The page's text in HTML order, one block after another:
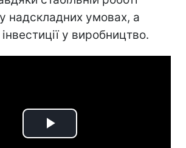
надскладних умовах, а
у виробництво.
Play